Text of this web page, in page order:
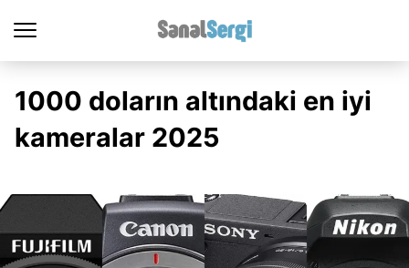
1000 doların altındaki en iyi
kameralar 2025